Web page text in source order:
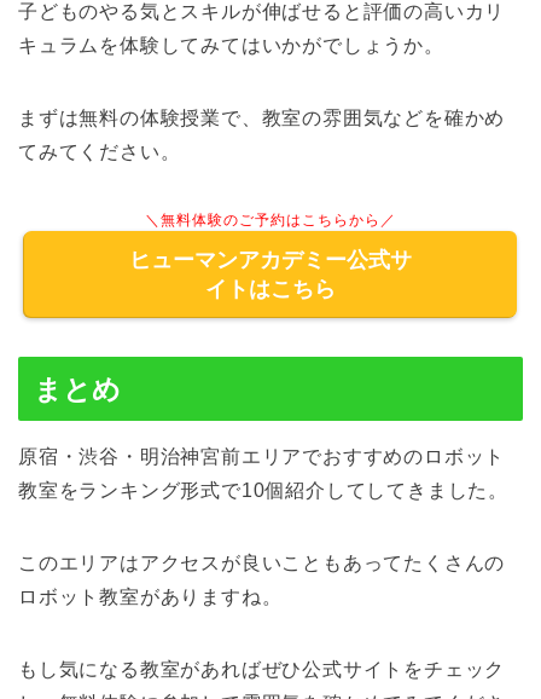
子どものやる気とスキルが伸ばせると評価の高いカリ
キュラムを体験してみてはいかがでしょうか。
まずは無料の体験授業で、教室の雰囲気などを確かめ
てみてください。
＼無料体験のご予約はこちらから／
ヒューマンアカデミー公式サ
イトはこちら
まとめ
原宿・渋谷・明治神宮前エリアでおすすめのロボット
教室をランキング形式で10個紹介してしてきました。
このエリアはアクセスが良いこともあってたくさんの
ロボット教室がありますね。
もし気になる教室があればぜひ公式サイトをチェック